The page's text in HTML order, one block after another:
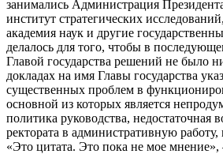
занимались Администрация
институт стратегических
академия наук и другие
делалось для того, чтобы в
Главой государства решений не было
докладах на имя Главы государства
существенных проблем в
основной из которых является
политика руководства, недостаточная
ректората в административную работу,
«Это цитата. Это пока не мое